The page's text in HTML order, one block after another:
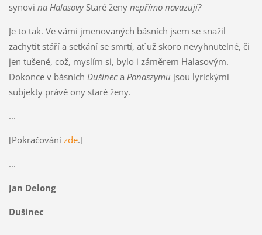
synovi na Halasovy Staré ženynepřímo navazují?
Je to tak. Ve vámi jmenovaných básních jsem se snažil
zachytit stáří a setkání se smrtí, ať už skoro nevyhnutelné, či
jen tušené, což, myslím si, bylo i záměrem Halasovým.
Dokonce v básních Dušineca Ponaszymu jsou lyrickými
subjekty právě ony staré ženy.
...
[Pokračování zde.]
...
Jan Delong
Dušinec